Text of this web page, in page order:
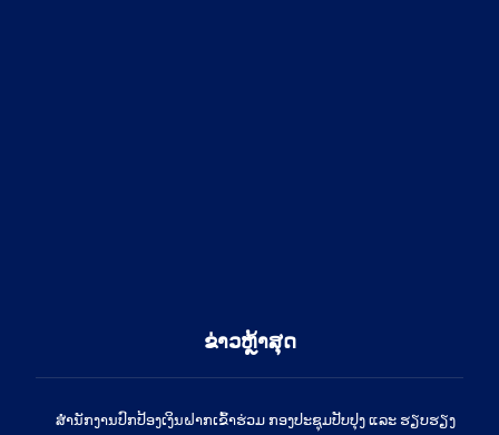
ຂ່າວຫຼ້າສຸດ
ສໍານັກງານປົກປ້ອງເງິນຝາກເຂົ້າຮ່ວມ ກອງປະຊຸມປັບປຸງ ແລະ ຮຽບຮຽງ